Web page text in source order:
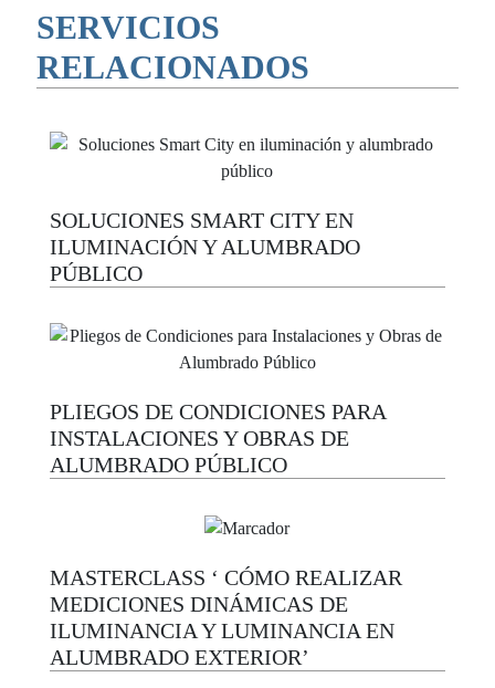
SERVICIOS
RELACIONADOS
SOLUCIONES SMART CITY EN
ILUMINACIÓN Y ALUMBRADO
PÚBLICO
PLIEGOS DE CONDICIONES PARA
INSTALACIONES Y OBRAS DE
ALUMBRADO PÚBLICO
MASTERCLASS ‘ CÓMO REALIZAR
MEDICIONES DINÁMICAS DE
ILUMINANCIA Y LUMINANCIA EN
ALUMBRADO EXTERIOR’